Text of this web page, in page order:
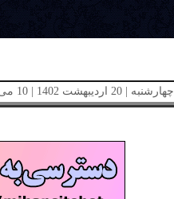
چهارشنبه | 20 اردیبهشت 1402 | 10 می 2023 | دوره جدید | شماره 48